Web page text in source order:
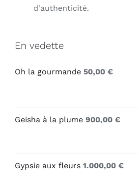
d'authenticité.
En vedette
Oh la gourmande 50,00 €
Geisha à la plume 900,00 €
Gypsie aux fleurs 1.000,00 €